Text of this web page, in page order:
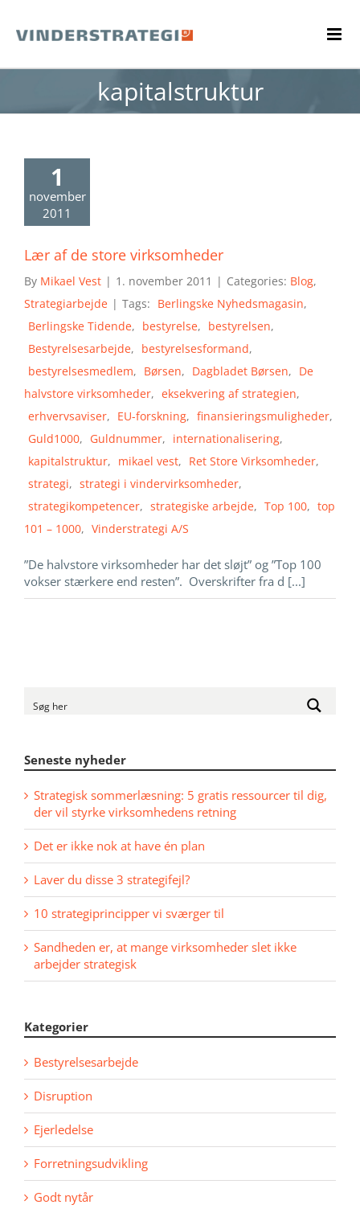
content
kapitalstruktur
1
november
2011
Lær af de store virksomheder
By Mikael Vest | 1. november 2011 | Categories: Blog,
Strategiarbejde | Tags: Berlingske Nyhedsmagasin,
Berlingske Tidende, bestyrelse, bestyrelsen,
Bestyrelsesarbejde, bestyrelsesformand,
bestyrelsesmedlem, Børsen, Dagbladet Børsen, De
halvstore virksomheder, eksekvering af strategien,
erhvervsaviser, EU-forskning, finansieringsmuligheder,
Guld1000, Guldnummer, internationalisering,
kapitalstruktur, mikael vest, Ret Store Virksomheder,
strategi, strategi i vindervirksomheder,
strategikompetencer, strategiske arbejde, Top 100, top
101 – 1000, Vinderstrategi A/S
”De halvstore virksomheder har det sløjt” og ”Top 100
vokser stærkere end resten”. Overskrifter fra d [...]
Seneste nyheder
Strategisk sommerlæsning: 5 gratis ressourcer til dig,
der vil styrke virksomhedens retning
Det er ikke nok at have én plan
Laver du disse 3 strategifejl?
10 strategiprincipper vi sværger til
Sandheden er, at mange virksomheder slet ikke
arbejder strategisk
Kategorier
Bestyrelsesarbejde
Disruption
Ejerledelse
Forretningsudvikling
Godt nytår